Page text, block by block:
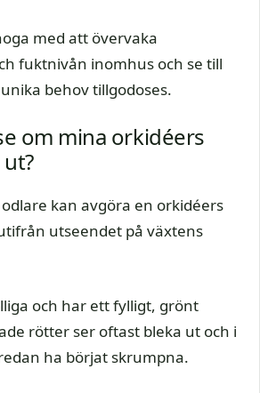
med att övervaka
fuktnivån inomhus och se till
behov tillgodoses.
om mina orkidéers
kan avgöra en orkidéers
utseendet på växtens
och har ett fylligt, grönt
rötter ser oftast bleka ut och i
ha börjat skrumpna.